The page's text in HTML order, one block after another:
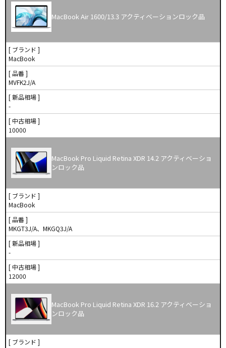
MacBook Air 1600/13.3 アクティベーションロック品
[ ブランド ]
MacBook
[ 品番 ]
MVFK2J/A
[ 新品相場 ]
-
[ 中古相場 ]
10000
MacBook Pro Liquid Retina XDR 14.2 アクティベーショ
ンロック品
[ ブランド ]
MacBook
[ 品番 ]
MKGT3J/A、MKGQ3J/A
[ 新品相場 ]
-
[ 中古相場 ]
12000
MacBook Pro Liquid Retina XDR 16.2 アクティベーショ
ンロック品
[ ブランド ]